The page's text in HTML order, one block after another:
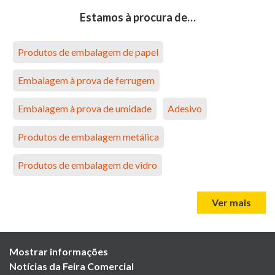
Estamos à procura de…
Produtos de embalagem de papel
Embalagem à prova de ferrugem
Embalagem à prova de umidade Adesivo
Produtos de embalagem metálica
Produtos de embalagem de vidro
Ver mais
Mostrar informações
Notícias da Feira Comercial